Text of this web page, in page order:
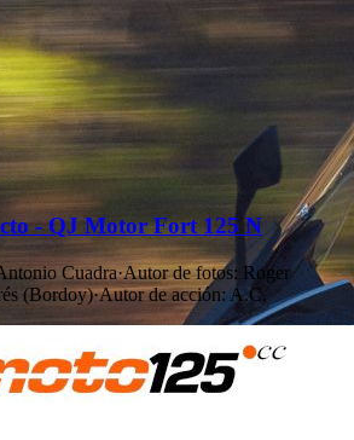
- QJ Motor Fort 125 N
Cuadra·Autor de fotos: Roger
(Bordoy)·Autor de acción:A.C.